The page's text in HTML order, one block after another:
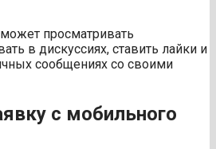
просматривать
в дискуссиях, ставить лайки и
сообщениях со своими
с мобильного